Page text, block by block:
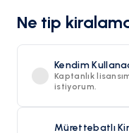
Ne tip
Kendim
Kaptanlık
istiyorum.
Mürettebatlı